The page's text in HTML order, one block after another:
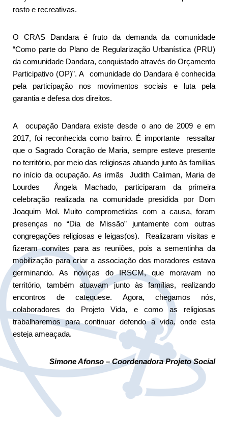
rosto e recreativas.
O CRAS Dandara é fruto da demanda da comunidade
“Como parte do Plano de Regularização Urbanística (PRU)
da comunidade Dandara, conquistado através do Orçamento
Participativo (OP)”. A comunidade do Dandara é conhecida
pela participação nos movimentos sociais e luta pela
garantia e defesa dos direitos.
A ocupação Dandara existe desde o ano de 2009 e em
2017, foi reconhecida como bairro. É importante ressaltar
que o Sagrado Coração de Maria, sempre esteve presente
no território, por meio das religiosas atuando junto às famílias
no início da ocupação. As irmãs Judith Caliman, Maria de
Lourdes Ângela Machado, participaram da primeira
celebração realizada na comunidade presidida por Dom
Joaquim Mol. Muito comprometidas com a causa, foram
presenças no “Dia de Missão” juntamente com outras
congregações religiosas e leigas(os). Realizaram visitas e
fizeram convites para as reuniões, pois a sementinha da
mobilização para criar a associação dos moradores estava
germinando. As noviças do IRSCM, que moravam no
território, também atuavam junto às famílias, realizando
encontros de catequese. Agora, chegamos nós,
colaboradores do Projeto Vida, e como as religiosas
trabalharemos para continuar defendo a vida, onde esta
esteja ameaçada.
Simone Afonso – Coordenadora Projeto Social